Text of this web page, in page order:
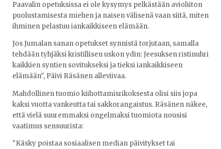
Paavalin opetuksissa ei ole kysymys pelkästään avioliiton
puolustamisesta miehen ja naisen välisenä vaan siitä, miten
ihminen pelastuu iankaikkiseen elämään.
Jos Jumalan sanan opetukset synnistä torjutaan, samalla
tehdään tyhjäksi kristillisen uskon ydin: Jeesuksen ristinuhri
kaikkien syntien sovitukseksi ja tieksi iankaikkiseen
elämään", Päivi Räsänen alleviivaa.
Mahdollinen tuomio kiihottamisrikoksesta olisi siis jopa
kaksi vuotta vankeutta tai sakkorangaistus. Räsänen näkee,
että vielä suuremmaksi ongelmaksi tuomiota nousisi
vaatimus sensuurista:
"Käsky poistaa sosiaalisen median päivitykset tai